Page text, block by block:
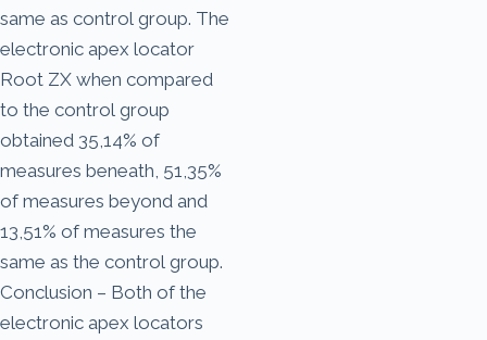
same as control group. The
electronic apex locator
Root ZX when compared
to the control group
obtained 35,14% of
measures beneath, 51,35%
of measures beyond and
13,51% of measures the
same as the control group.
Conclusion – Both of the
electronic apex locators